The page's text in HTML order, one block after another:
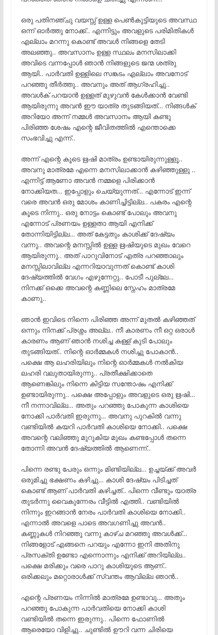
ഒരു പതിനഞ്ചു വയസ്സ് ഉള്ള പെൺകുട്ടിയുടെ അവസ്ഥ
ഒന്ന് ഓർത്തു നോക്ക്.. എന്നിട്ടും അവളുടെ പരിമിതികൾ
എല്ലാം മറന്നു കൊണ്ട് അവൾ നിങ്ങളെ തേടി
അലഞ്ഞു.. അവസാനം ഉള്ള സ്ഥലം മനസിലാക്കി
അവിടെ വന്നപ്പോൾ ഞാൻ നിങ്ങളുടെ ജന്മ ശത്രു
ആയി.. പാർവതി ഉള്ളിലെ സങ്കടം എല്ലാം അവനോട്
പറഞ്ഞു തീർത്തു.. അവനും അത് ആഗ്രഹിച്ചു..
അവൾക് പറയാൻ ഉള്ളത് മുഴുവൻ കേൾക്കാൻ വേണ്ടി
ആയിരുന്നു അവൻ ഈ യാത്ര തുടങ്ങിയത്… നിങ്ങൾക്
അറിയോ അന്ന് നമ്മൾ അവസാനം ആയി കണ്ടു
പിരിഞ്ഞ ശേഷം എന്റെ ജീവിതത്തിൽ എന്തൊക്കെ
സംഭവിച്ചു എന്ന്..
അന്ന് എന്റെ കൂടെ ഋഷി മാത്രം ഉണ്ടായിരുന്നുള്ളൂ..
അവനു മാത്രമേ എന്നെ മനസിലാക്കാൻ കഴിഞ്ഞുള്ളു ..
എന്നിട്ട് ആണോ അവൻ നമ്മളെ പിരിക്കാൻ
നോക്കിയത… ഇപ്പോളും ചെയ്യുന്നത്… എന്നോട് ഇന്ന്
വരെ അവൻ ഒരു മോശം കാണിച്ചിട്ടില്ല.. പകരം എന്റെ
കൂടെ നിന്നു.. ഒരു നോട്ടം കൊണ്ട് പോലും അവനു
എന്നോട് പ്രണയം ഉള്ളതാ ആയി എനിക്ക്
തോന്നിയിട്ടില്ല… അത് കേട്ടതും കാശിക്ക് ദേഷ്യം
വന്നു.. അവന്റെ മനസ്സിൽ ഉള്ള ഋഷിയുടെ മുഖം വേറെ
ആയിരുന്നു.. അത് പാറുവിനോട് എത്ര പറഞ്ഞാലും
മനസ്സിലാവില്ല എന്നറിയാവുന്നത് കൊണ്ട് കാശി
ദേഷ്യത്തിൽ വേഗം എഴുന്നേറ്റു.. പോടീ പുല്ലേ…
നിനക്ക് ഒക്കെ അവന്റെ കണ്ണിലെ സ്നേഹം മാത്രമേ
കാണു..
ഞാൻ ഇവിടെ നിന്നെ പിരിഞ്ഞ അന്ന് മുതൽ കഴിഞ്ഞത്
ഒന്നും നിനക്ക് പ്രശ്നം അല്ല.. നീ കാരണം നീ ഒറ്റ ഒരാൾ
കാരണം ആണ് ഞാൻ നശിച്ച കള്ള് കുടി പോലും
തുടങ്ങിയത്.. നിന്റെ ഓർമ്മകൾ നശിച്ചു പോകാൻ..
പക്ഷെ ആ ലഹരിയിലും നിന്റെ ഓർമ്മകൾ നൽകിയ
ലഹരി വലുതായിരുന്നു.. പ്രതീക്ഷിക്കാതെ
ആണെങ്കിലും നിന്നെ കിട്ടിയ സന്തോഷം എനിക്ക്
ഉണ്ടായിരുന്നു.. പക്ഷെ അപ്പോളും അവളുടെ ഒരു ഋഷി…
നീ നന്നാവില്ല… അതും പറഞ്ഞു പോകുന്ന കാശിയെ
നോക്കി പാർവതി ഇരുന്നു… അവനു പുറകിൽ വന്നു
വണ്ടിയിൽ കയറി പാർവതി കാശിയെ നോക്കി.. പക്ഷെ
അവന്റെ വലിഞ്ഞു മുറുകിയ മുഖം കണ്ടപ്പോൾ തന്നെ
തോന്നി അവൻ ദേഷ്യത്തിൽ ആണെന്ന്..
പിന്നെ രണ്ടു പേരും ഒന്നും മിണ്ടിയില്ല… ഉച്ചയ്ക്ക് അവർ
ഒരുമിച്ചു ഭക്ഷണം കഴിച്ചു… കാശി ദേഷ്യം പിടിച്ചത്
കൊണ്ട് ആണ് പാർവതി കഴിച്ചത്.. പിന്നെ വീണ്ടും യാത്ര
തുടർന്നു വൈകുന്നേരം വീട്ടിൽ എത്തി.. വണ്ടിയിൽ
നിന്നും ഇറങ്ങാൻ നേരം പാർവതി കാശിയെ നോക്കി..
എന്നാൽ അവളെ പാടെ അവഗണിച്ചു അവൻ..
കണ്ണുകൾ നിറഞ്ഞു വന്നു കാഴ്ച മറഞ്ഞു അവൾക്ക്…
നിങ്ങളോട് എങ്ങനെ പറയും എന്നോ ഇനി അതിനു
പ്രസക്തി ഉണ്ടോ എന്നൊന്നും എനിക്ക് അറിയില്ല..
പക്ഷെ മരിക്കും വരെ പാറു കാശിയുടെ ആണ്..
ഒരിക്കലും മറ്റൊരാൾക്ക്‌ സ്വന്തം ആവില്ല ഞാൻ..
എന്റെ പ്രണയം നിന്നിൽ മാത്രമേ ഉണ്ടാവു… അതും
പറഞ്ഞു പോകുന്ന പാർവതിയെ നോക്കി കാശി
വണ്ടിയിൽ തന്നെ ഇരുന്നു.. പിന്നെ ഫോണിൽ
ആരെയോ വിളിച്ചു.. ചുണ്ടിൽ ഊറി വന്ന ചിരിയെ